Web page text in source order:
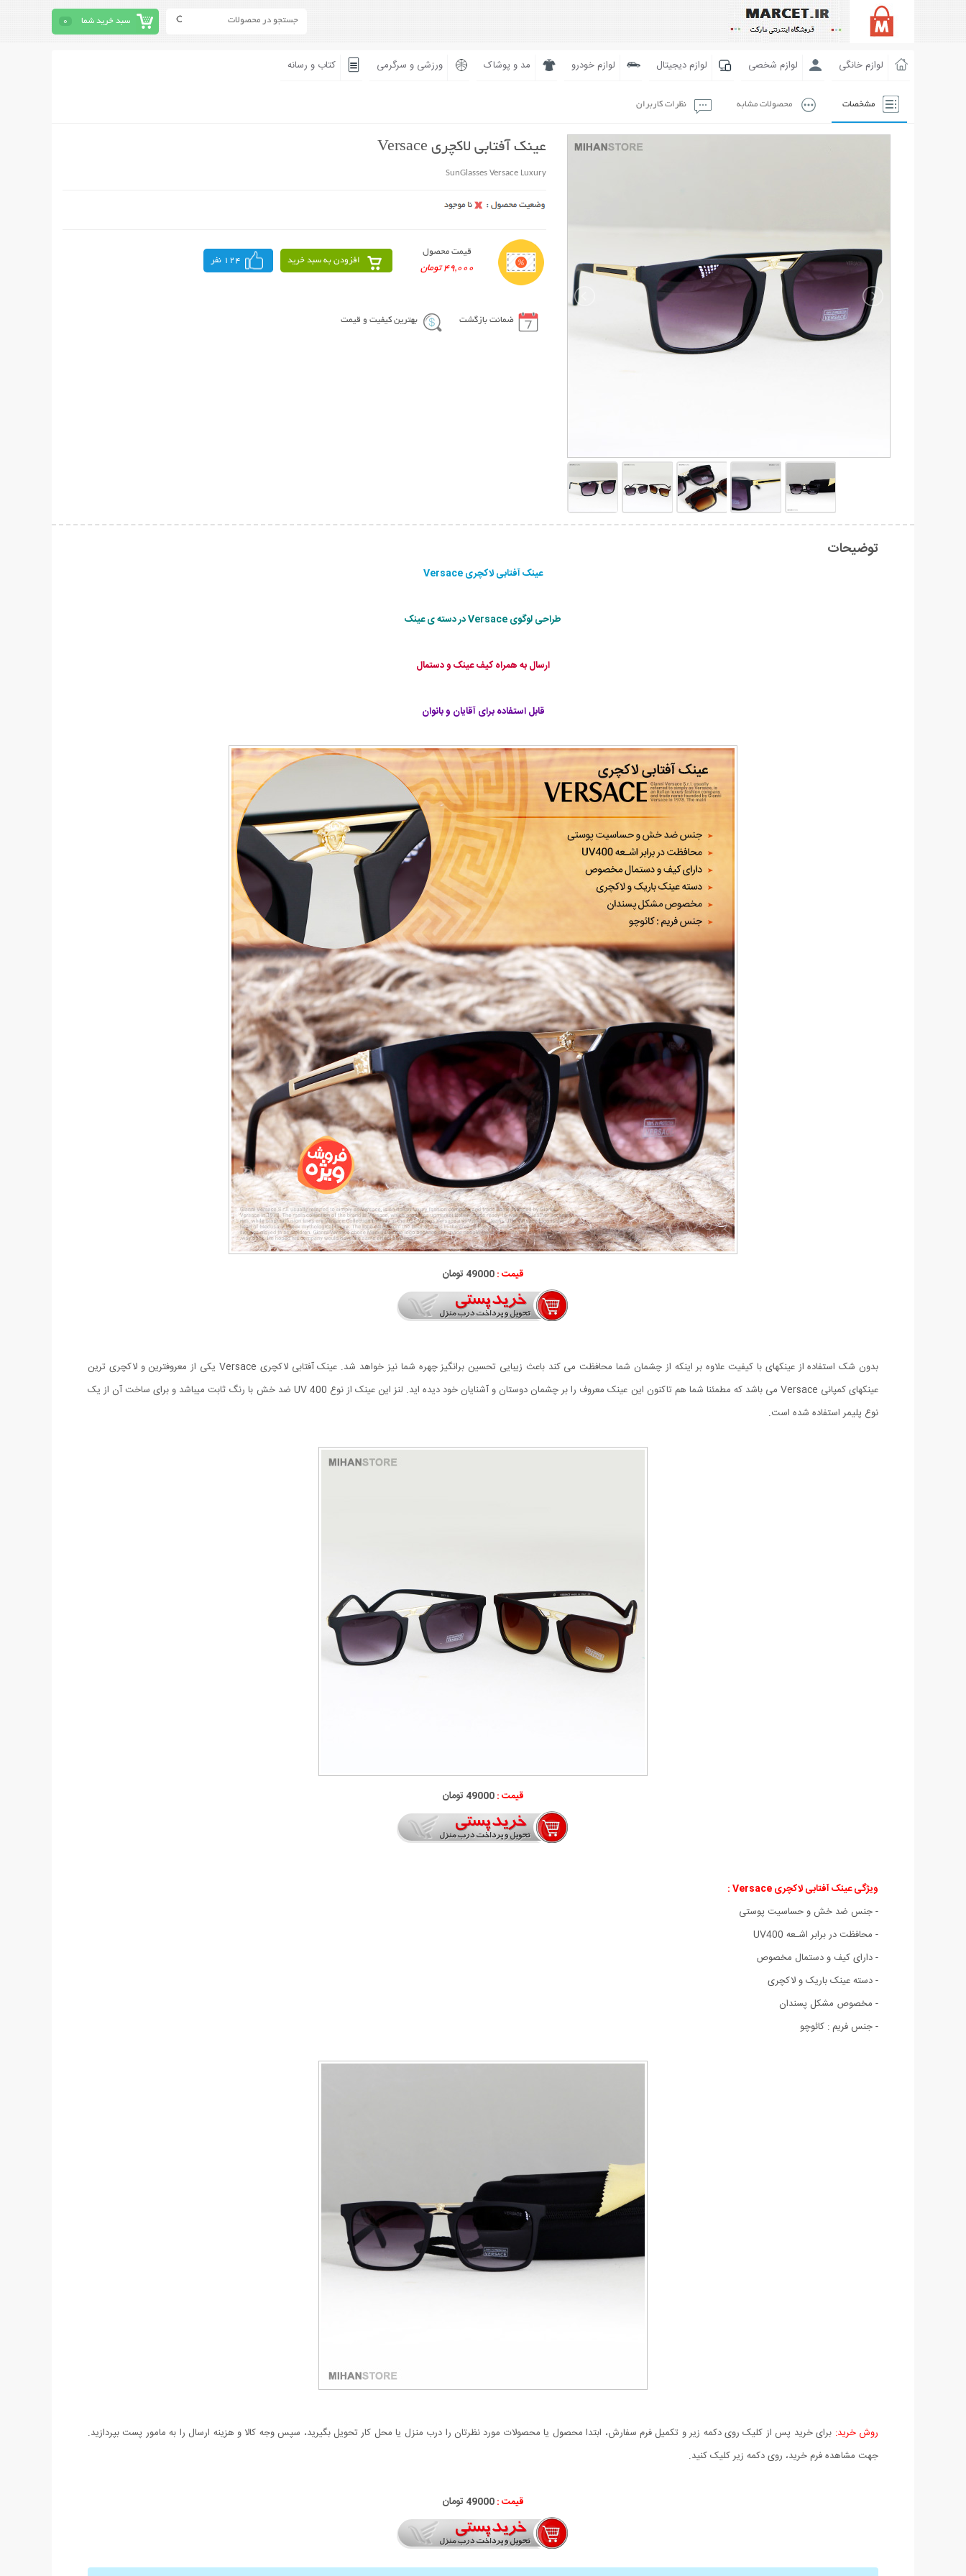
سبد خرید شما 0
لوازم خانگی لوازم شخصی لوازم دیجیتال لوازم خودرو مد و پوشاک ورزشی و سرگرمی کتاب و رسانه
مشخصات محصولات مشابه نظرات کاربران
عینک آفتابی لاکچری Versace
SunGlasses Versace Luxury
قیمت محصول
49,000 تومان
افزودن به سبد خرید 124 نفر
ضمانت بازگشت بهترین کیفیت و قیمت
توضیحات
عینک آفتابی لاکچری Versace
طراحی لوگوی Versace در دسته ی عینک
ارسال به همراه کیف عینک و دستمال
قابل استفاده برای آقایان و بانوان
قیمت :49000 تومان
بدون شک استفاده از عینکهای با کیفیت علاوه بر اینکه از چشمان شما محافظت می کند باعث زیبایی تحسین برانگیز چهره شما نیز خواهد شد. عینک آفتابی لاکچری Versace یکی از معروفترین و لاکچری ترین
عینکهای کمپانی Versace می باشد که مطمئنا شما هم تاکنون این عینک معروف را بر چشمان دوستان و آشنایان خود دیده اید. لنز این عینک از نوع UV 400 ضد خش با رنگ ثابت میباشد و برای ساخت آن از یک
نوع پلیمر استفاده شده است.
قیمت :49000 تومان
ویژگی عینک آفتابی لاکچری Versace :
- جنس ضد خش و حساسيت پوستی
- محافظت در برابر اشـعه‌ UV400
- دارای کیف و دستمال مخصوص
- دسته عینک باریک و لاکچری
- مخصوص مشکل پسندان
- جنس فریم : کائوچو
روش خرید: برای خرید پس از کلیک روی دکمه زیر و تکمیل فرم سفارش، ابتدا محصول یا محصولات مورد نظرتان را درب منزل یا محل کار تحویل بگیرید، سپس وجه کالا و هزینه ارسال را به مامور پست بپردازید.
جهت مشاهده فرم خرید، روی دکمه زیر کلیک کنید.
قیمت :49000 تومان